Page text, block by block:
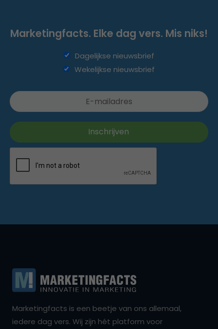
Marketingfacts. Elke dag vers. Mis niks!
Dagelijkse nieuwsbrief
Wekelijkse nieuwsbrief
Marketingfacts is een beetje van ons allemaal,
iedere dag vers. Wij zijn hét platform voor